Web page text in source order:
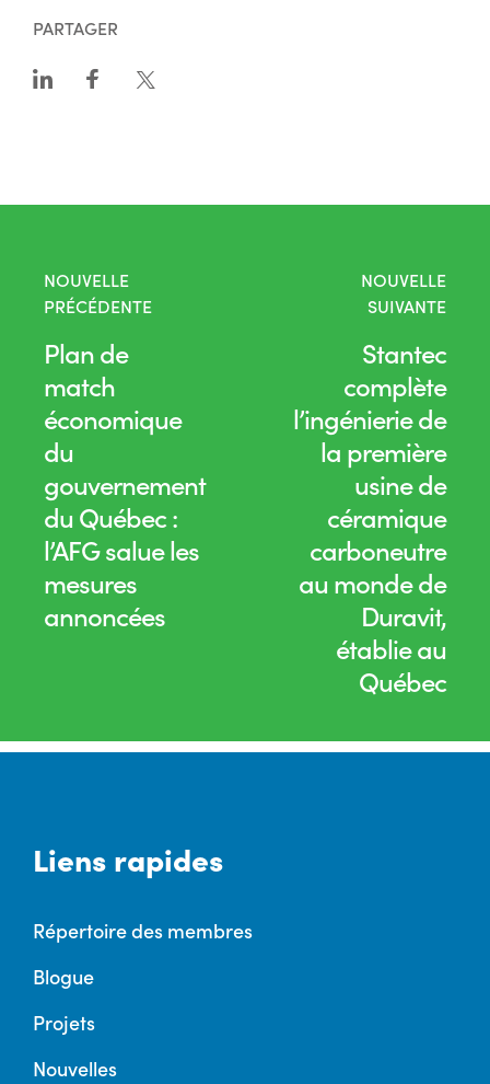
PARTAGER
NOUVELLE
PRÉCÉDENTE
Plan de
match
économique
du
gouvernement
du Québec :
l’AFG salue les
mesures
annoncées
NOUVELLE
SUIVANTE
Stantec
complète
l’ingénierie de
la première
usine de
céramique
carboneutre
au monde de
Duravit,
établie au
Québec
Liens rapides
Répertoire des membres
Blogue
Projets
Nouvelles